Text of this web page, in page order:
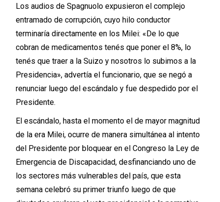
Los audios de Spagnuolo expusieron el complejo
entramado de corrupción, cuyo hilo conductor
terminaría directamente en los Milei: «De lo que
cobran de medicamentos tenés que poner el 8%, lo
tenés que traer a la Suizo y nosotros lo subimos a la
Presidencia», advertía el funcionario, que se negó a
renunciar luego del escándalo y fue despedido por el
Presidente.
El escándalo, hasta el momento el de mayor magnitud
de la era Milei, ocurre de manera simultánea al intento
del Presidente por bloquear en el Congreso la Ley de
Emergencia de Discapacidad, desfinanciando uno de
los sectores más vulnerables del país, que esta
semana celebró su primer triunfo luego de que